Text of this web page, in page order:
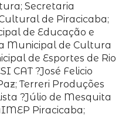
Secretaria
de Piracicaba;
de Educação e
Municipal de Cultura
de Esportes de Rio
CAT ?José Felicio
Terreri Produções
?Júlio de Mesquita
Piracicaba;